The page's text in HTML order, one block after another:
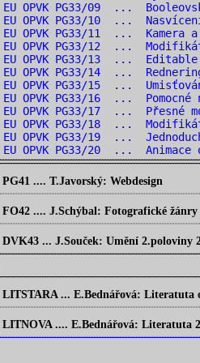
EU OPVK PG33/09 ...
EU OPVK PG33/10 ...
EU OPVK PG33/11 ...
EU OPVK PG33/12 ...
EU OPVK PG33/13 ...
EU OPVK PG33/14 ...
EU OPVK PG33/15 ...
EU OPVK PG33/16 ...
EU OPVK PG33/17 ... Přesné
EU OPVK PG33/18 ...
EU OPVK PG33/19 ...
EU OPVK PG33/20 ...
PG41 .... T.Javorský: Webdesign
FO42 .... J.Schýbal: Fotografické žánry
DVK43 ... J.Souček: Umění 2.poloviny
LITSTARA ... E.Bednářová: Literatuta
LITNOVA .... E.Bednářová: Literatuta